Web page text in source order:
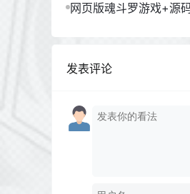
网页版魂斗罗游戏+源
发表评论